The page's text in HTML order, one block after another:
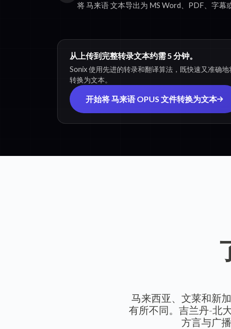
将 马来语 文本导出为 MS Word、PDF、字幕
从上传到完整转录文本约需 5 分钟。
Sonix 使用先进的转录和翻译算法，既快速又准确
转换为文本。
开始将 马来语 OPUS 文件转换为文本
马来西亚、文莱和新
有所不同。吉兰丹-北
方言与广